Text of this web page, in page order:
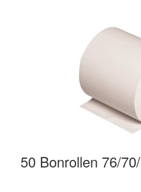
Hersteller/Gerät
Apothekenrollen
Rollen für Waagen
50 Bonrollen 76/